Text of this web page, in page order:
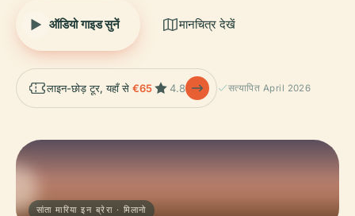
ऑडियो गाइड सुनें मानचित्र देखें
लाइन-छोड़ टूर, यहाँ से €65 4.8 सत्यापित April 2026
सांता मारिया इन ब्रेरा · मिलानो